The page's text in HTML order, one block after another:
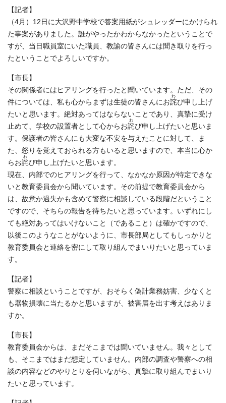
【記者】
（4月）12日に大沢野中学校で答案用紙がシュレッダーにかけられ
た事案がありました。誰がやったかわからなかったということで
すが、当日職員室にいた職員、教諭の皆さんには聞き取りを行っ
たということでよろしいですか。
【市長】
その関係者にはヒアリングを行ったと聞いています。ただ、その
件については、私も心からまずは生徒の皆さんにお詫
わ
び申し上げ
たいと思います。絶対あってはならないことであり、真摯に受け
止めて、学校の設置者として心からお詫
わ
び申し上げたいと思いま
す。保護者の皆さんにも大変な不安を与えたことに対して、ま
た、怒りを覚えておられる方もいると思いますので、本当に心か
らお詫
わ
び申し上げたいと思います。
現在、内部でのヒアリングを行って、なかなか原因が特定できな
いと教育委員会から聞いています。その前提で教育委員会から
は、故意か過失かも含めて警察に相談している段階だということ
ですので、そちらの報告を待ちたいと思っています。いずれにし
ても絶対あってはいけないこと（であること）は確かですので、
以後このようなことがないように、市長部局としてもしっかりと
教育委員会と連絡を密にして取り組んでまいりたいと思っていま
す。
【記者】
警察に相談ということですが、おそらく偽計業務妨害、少なくと
も器物損壊に当たるかと思いますが、被害届を出す考えはありま
すか。
【市長】
教育委員会からは、まだそこまでは聞いていません。我々として
も、そこまではまだ想定していません。内部の調査や警察への相
談の内容などのやりとりを伺いながら、真摯に取り組んでまいり
たいと思っています。